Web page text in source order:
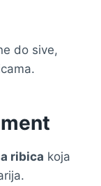
do sive,
ribica koja